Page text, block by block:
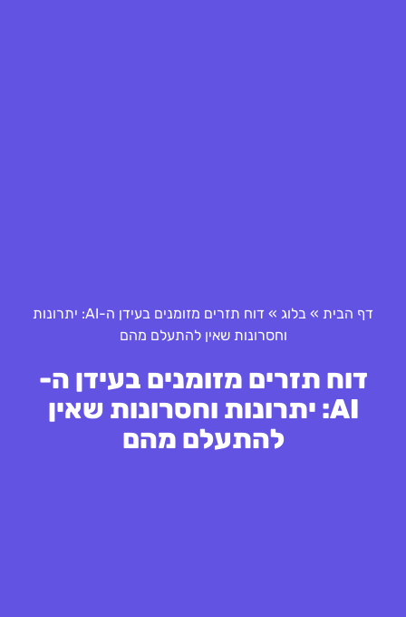
דף הבית » בלוג »
דוח תזרים מזומנים בעידן ה-AI: יתרונות
וחסרונות שאין להתעלם מהם
דוח תזרים מזומנים בעידן ה-
AI: יתרונות וחסרונות שאין
להתעלם מהם